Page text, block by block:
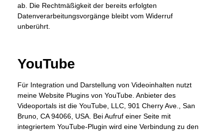
ab. Die Rechtmäßigkeit der bereits erfolgten
Datenverarbeitungsvorgänge bleibt vom Widerruf
unberührt.
YouTube
Für Integration und Darstellung von Videoinhalten nutzt
meine Website Plugins von YouTube. Anbieter des
Videoportals ist die YouTube, LLC, 901 Cherry Ave., San
Bruno, CA 94066, USA. Bei Aufruf einer Seite mit
integriertem YouTube-Plugin wird eine Verbindung zu den